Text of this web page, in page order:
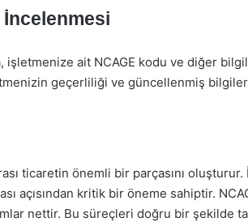
İncelenmesi
işletmenize ait NCAGE kodu ve diğer
geçerliliği ve güncellenmiş
ticaretin önemli bir parçasını
açısından kritik bir öneme sahiptir.
nettir. Bu süreçleri doğru bir şekilde